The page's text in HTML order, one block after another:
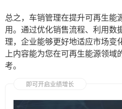
总之，车销管理在提升可再生能
用。通过优化销售流程、利用数
理，企业能够更好地适应市场变
上内容能为您在可再生能源领域
考。
即可开启业绩增长